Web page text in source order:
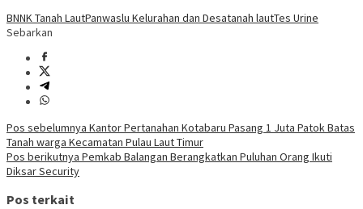
BNNK Tanah LautPanwaslu Kelurahan dan Desatanah lautTes Urine
Sebarkan
Navigasi
pos
Pos sebelumnya Kantor Pertanahan Kotabaru Pasang 1 Juta Patok Batas
Tanah warga Kecamatan Pulau Laut Timur
Pos berikutnya Pemkab Balangan Berangkatkan Puluhan Orang Ikuti
Diksar Security
Pos terkait